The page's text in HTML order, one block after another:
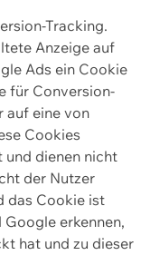
Tracking.
Anzeige auf
Ads ein Cookie
für Conversion-
auf eine von
Cookies
und dienen nicht
der Nutzer
das Cookie ist
erkennen,
hat und zu dieser